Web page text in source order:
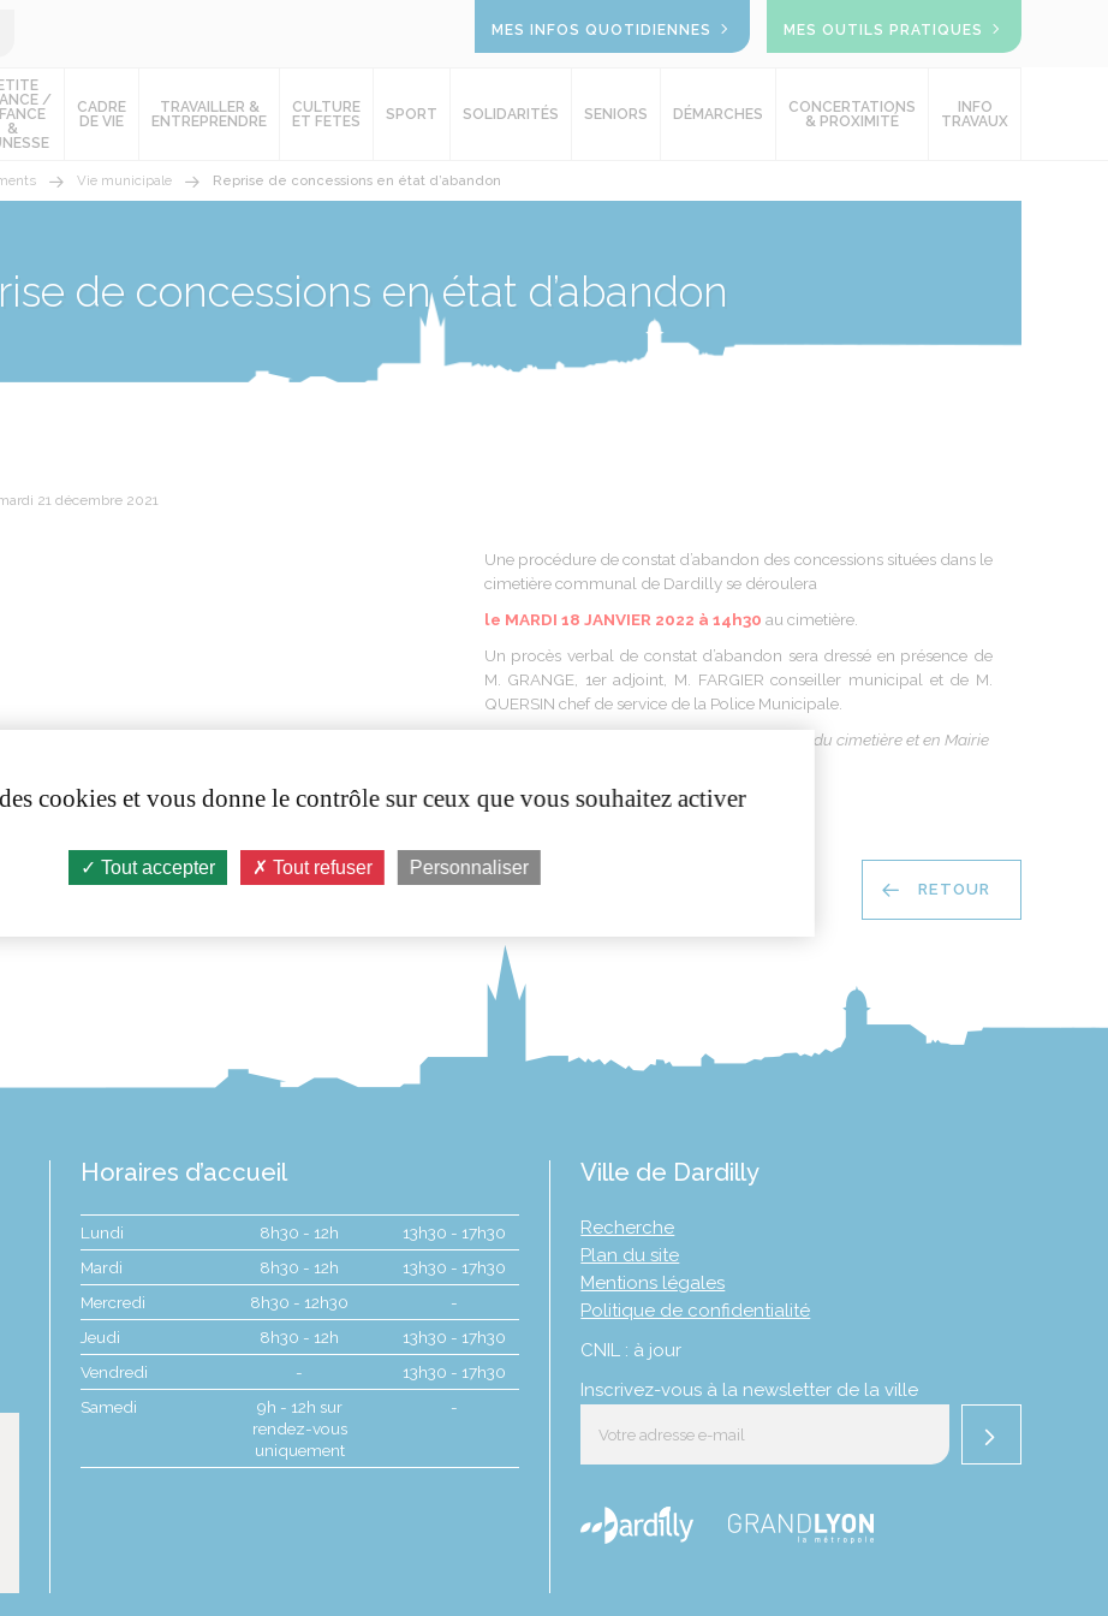
MES INFOS QUOTIDIENNES MES OUTILS PRATIQUES
/
&
CADRE
DE VIE
TRAVAILLER &
ENTREPRENDRE
CULTURE
ET FETES
SPORT SOLIDARITÉS SENIORS DÉMARCHES
CONCERTATIONS
& PROXIMITÉ
INFO
TRAVAUX
Vie municipale Reprise de concessions en état d’abandon
de concessions en état d’abandon
21 décembre 2021
Une procédure de constat d’abandon des concessions situées dans le
cimetière communal de Dardilly se déroulera
le MARDI 18 JANVIER 2022 à 14h30 au cimetière.
Un procès verbal de constat d’abandon sera dressé en présence de
M. GRANGE, 1er adjoint, M. FARGIER conseiller municipal et de M.
QUERSIN chef de service de la Police Municipale.
La liste des concessions est affichée à l’entrée du cimetière et en Mairie
RETOUR
Horaires d’accueil
Lundi 8h30 - 12h
13h30 - 17h30
Mardi
8h30 - 12h
13h30 - 17h30
Mercredi
8h30 - 12h30
-
Jeudi
8h30 - 12h
13h30 - 17h30
Vendredi
-
13h30 - 17h30
Samedi
9h - 12h sur
rendez-vous
uniquement
-
Ville de Dardilly
Recherche
Plan du site
Mentions légales
Politique de confidentialité
CNIL : à jour
Inscrivez-vous à la newsletter de la ville
cookies et vous donne le contrôle sur ceux que vous souhaitez activer
Tout accepter Tout refuser Personnaliser